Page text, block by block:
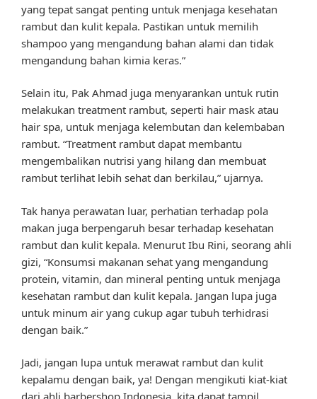
yang tepat sangat penting untuk menjaga kesehatan
rambut dan kulit kepala. Pastikan untuk memilih
shampoo yang mengandung bahan alami dan tidak
mengandung bahan kimia keras.”
Selain itu, Pak Ahmad juga menyarankan untuk rutin
melakukan treatment rambut, seperti hair mask atau
hair spa, untuk menjaga kelembutan dan kelembaban
rambut. “Treatment rambut dapat membantu
mengembalikan nutrisi yang hilang dan membuat
rambut terlihat lebih sehat dan berkilau,” ujarnya.
Tak hanya perawatan luar, perhatian terhadap pola
makan juga berpengaruh besar terhadap kesehatan
rambut dan kulit kepala. Menurut Ibu Rini, seorang ahli
gizi, “Konsumsi makanan sehat yang mengandung
protein, vitamin, dan mineral penting untuk menjaga
kesehatan rambut dan kulit kepala. Jangan lupa juga
untuk minum air yang cukup agar tubuh terhidrasi
dengan baik.”
Jadi, jangan lupa untuk merawat rambut dan kulit
kepalamu dengan baik, ya! Dengan mengikuti kiat-kiat